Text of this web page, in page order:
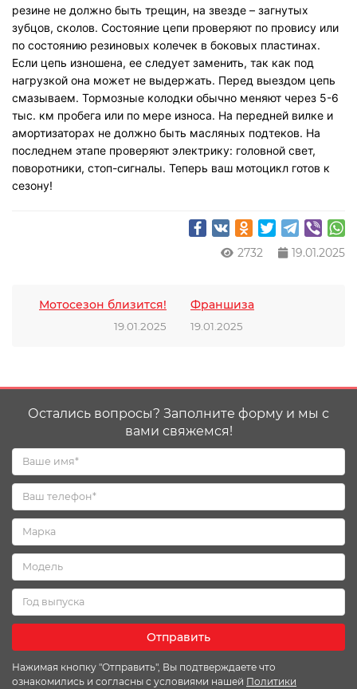
резине не должно быть трещин, на звезде – загнутых
зубцов, сколов. Состояние цепи проверяют по провису или
по состоянию резиновых колечек в боковых пластинах.
Если цепь изношена, ее следует заменить, так как под
нагрузкой она может не выдержать. Перед выездом цепь
смазываем. Тормозные колодки обычно меняют через 5-6
тыс. км пробега или по мере износа. На передней вилке и
амортизаторах не должно быть масляных подтеков. На
последнем этапе проверяют электрику: головной свет,
поворотники, стоп-сигналы. Теперь ваш мотоцикл готов к
сезону!
2732 19.01.2025
Мотосезон близится!
19.01.2025
Франшиза
19.01.2025
Остались вопросы? Заполните форму и мы с
вами свяжемся!
Отправить
Нажимая кнопку "Отправить", Вы подтверждаете что
ознакомились и согласны с условиями нашей Политики